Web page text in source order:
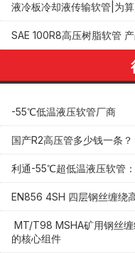
液冷板冷却液传输软管|为
SAE 100R8高压树脂软管
-55℃低温液压软管厂商
国产R2高压管多少钱一条？
利通-55℃超低温液压软管
EN856 4SH 四层钢丝缠绕
MT/T98 MSHA矿用钢丝
的核心组件